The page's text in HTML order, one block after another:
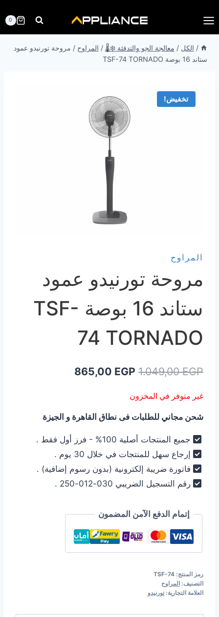
إلى
المحتوى
0
/ الكل / معالجة الجو والتدفئة ❄️🌡️ / المراوح / مروحة تورنيدو عمود
ستاند 16 بوصة TSF-74 TORNADO
تخفيض!
المراوح
مروحة تورنيدو عمود
ستاند 16 بوصة TSF-
74 TORNADO
1.049,00EGP
السعر
هو:
1.049,00 EGP.
865,00 EGP
865,00 EGP.
غير متوفر في المخزون
شحن مجاني للطلبات فى نطاق القاهرة و الجيزة
جميع المنتجات أصلية 100% - فرز أول فقط .
إرجاع سهل للمنتجات في خلال 30 يوم .
فاتورة ضريبة إلكترونية (بدون رسوم إضافية) .
رقم التسجيل الضريبي 030-012-250 .
إتمام الدفع الآمن المضمون
رمز المنتج: TSF-74
التصنيف: المراوح
العلامة التجارية:تورنيدو